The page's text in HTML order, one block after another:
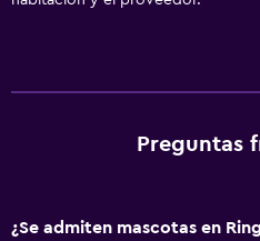
Preguntas
¿Se admiten mascotas en